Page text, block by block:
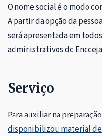
O nome social é o modo
A partir da opção da
será apresentada em
administrativos do
Serviço
Para auxiliar na
disponibilizou material